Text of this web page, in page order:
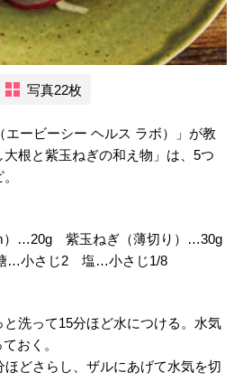
写真22枚
エービーシー ヘルス ラボ）」が教
根と紫玉ねぎの和え物」は、5つ
）…20g 紫玉ねぎ（薄切り）…30g
…小さじ2 塩…小さじ1/8
と洗って15分ほど水につける。水気
おく。
ほどさらし、ザルにあげて水気を切